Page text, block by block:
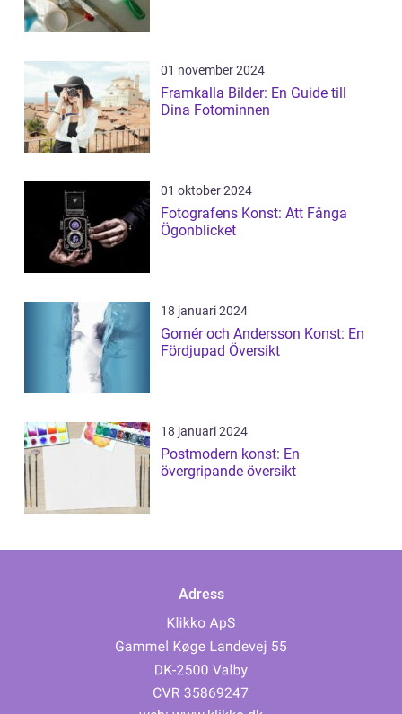
01 november 2024
Framkalla Bilder: En Guide till
Dina Fotominnen
01 oktober 2024
Fotografens Konst: Att Fånga
Ögonblicket
18 januari 2024
Gomér och Andersson Konst: En
Fördjupad Översikt
18 januari 2024
Postmodern konst: En
övergripande översikt
Adress